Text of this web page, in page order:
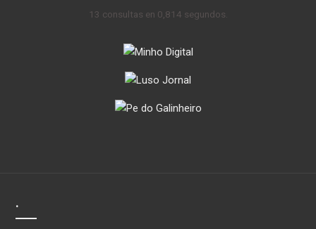
13 consultas en 0,814 segundos.
.